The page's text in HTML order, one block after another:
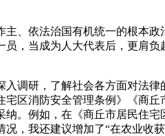
、依法治国有机统一的根本政
，当成为人大代表后，更肩负
调研，了解社会各方面对法律
区消防安全管理条例》《商丘
。例如，在《商丘市居民住宅
，我还建议增加了“在农业收获